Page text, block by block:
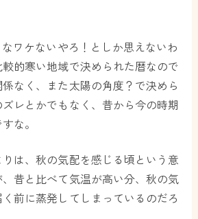
ワケないやろ！としか思えないわ
的寒い地域で決められた暦なので
なく、また太陽の角度？で決めら
レとかでもなく、昔から今の時期
な。
は、秋の気配を感じる頃という意
昔と比べて気温が高い分、秋の気
前に蒸発してしまっているのだろ